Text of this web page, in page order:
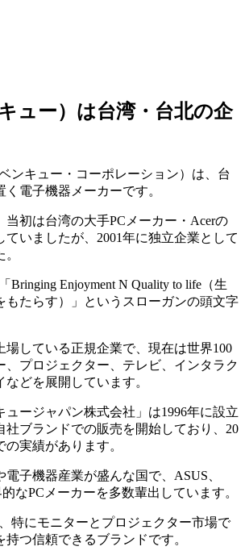
ュー）は台湾・台北の企
ンキュー・コーポレーション）は、台
電子機器メーカーです。
当初は台湾の大手PCメーカー・Acerの
ていましたが、2001年に独立企業として
Bringing Enjoyment N Quality to life（生
もたらす）」というスローガンの頭文字
場している正規企業で、現在は世界100
、プロジェクター、テレビ、インタラク
どを展開しています。
ュージャパン株式会社」は1996年に設立
社ブランドでの販売を開始しており、20
実績があります。
子機器産業が盛んな国で、ASUS、
なPCメーカーを多数輩出しています。
特にモニターとプロジェクター市場で
つ信頼できるブランドです。